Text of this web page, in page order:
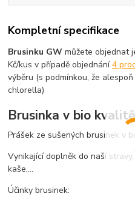
Kompletní specifikace
Brusinku GW můžete objednat
Kč/kus v případě objednání4
výběru (s podmínkou, že
chlorella)
Brusinka v bio kvalitě
Prášek ze sušených brusinek v
Vynikající doplněk do naší
kaše,...
Účinky brusinek: